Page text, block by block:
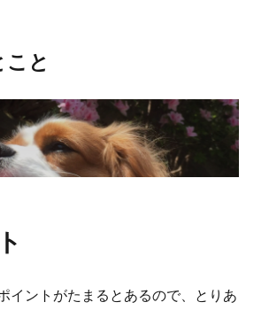
こと
イントがたまるとあるので、とりあ